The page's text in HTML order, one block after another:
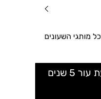
כל מותגי השעונים
C001.210.16.117.10 שעון יוקרתי אופנתי של המותג השווצרי סרטינה דגם אלגנטי לנשים בלוח פנינה ובאזל משובץ 12 יהלומים | רצועת עור 5 שנים